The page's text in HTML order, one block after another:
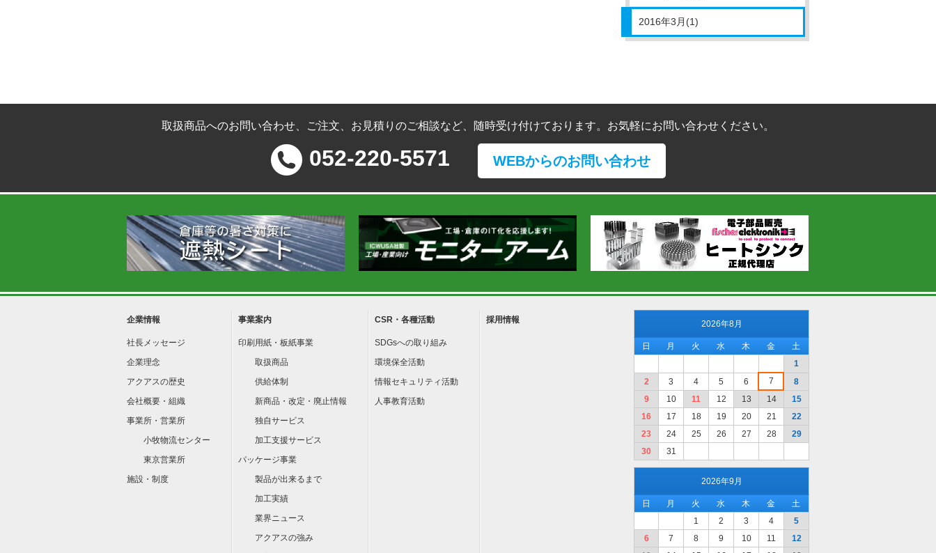
2016年3月(1)
取扱商品へのお問い合わせ、ご注文、お見積りのご相談など、随時受け付けております。お気軽にお問い合わせください。
052-220-5571 WEBからのお問い合わせ
企業情報
社長メッセージ
企業理念
アクアスの歴史
会社概要・組織
事業所・営業所
小牧物流センター
東京営業所
施設・制度
事業案内
印刷用紙・板紙事業
取扱商品
供給体制
新商品・改定・廃止情報
独自サービス
加工支援サービス
パッケージ事業
製品が出来るまで
加工実績
業界ニュース
アクアスの強み
CSR・各種活動
SDGsへの取り組み
環境保全活動
情報セキュリティ活動
人事教育活動
採用情報 2026年8月
日 月 火 水 木 金
土
1
2
3 4 5 6 7
8
9
10 11 12 13 14
15
16
17 18 19 20 21
22
23
24 25 26 27 28
29
30
31
2026年9月
日 月 火 水 木 金
土
1
2 3 4
5
6
7 8 9 10 11
12